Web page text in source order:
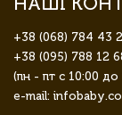
+38 (068) 784 43
+38 (095) 788 12
(пн - пт с 10:00
e-mail: